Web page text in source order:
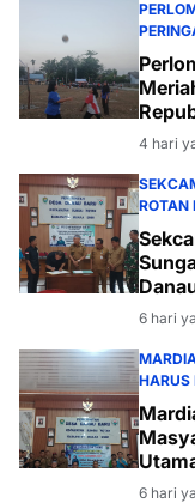
4 hari
ROTAN
6 hari
HARUS
6 hari